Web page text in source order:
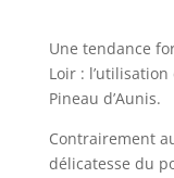
Une tendance
Loir : l’utilisation
Pineau d’Aunis.
Contrairement
délicatesse du